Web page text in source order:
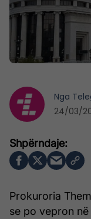
Prokuroria
se po vepron
Nga
24/03/